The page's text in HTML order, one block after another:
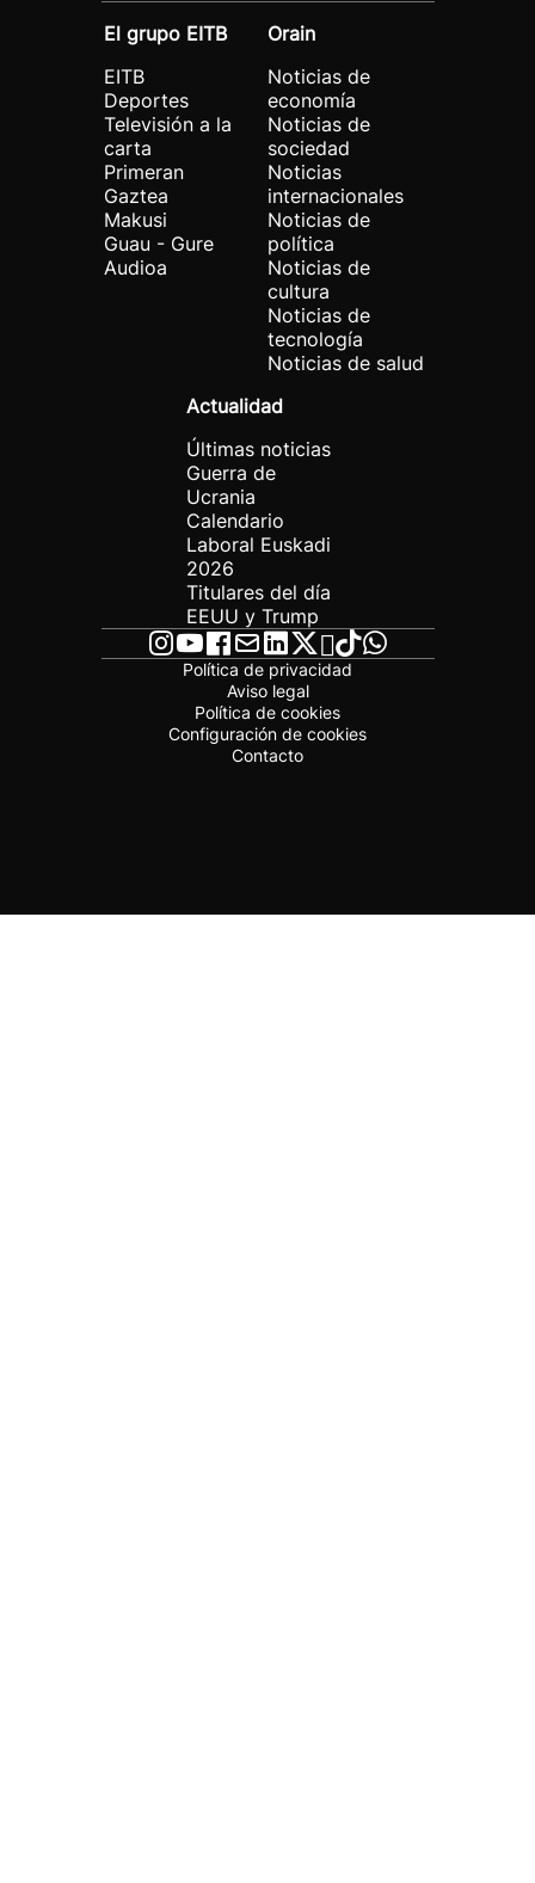
El grupo EITB
EITB
Deportes
Televisión a la
carta
Primeran
Gaztea
Makusi
Guau - Gure
Audioa
Orain
Noticias de
economía
Noticias de
sociedad
Noticias
internacionales
Noticias de
política
Noticias de
cultura
Noticias de
tecnología
Noticias de salud
Actualidad
Últimas noticias
Guerra de
Ucrania
Calendario
Laboral Euskadi
2026
Titulares del día
EEUU y Trump
Política de privacidad
Aviso legal
Política de cookies
Configuración de cookies
Contacto